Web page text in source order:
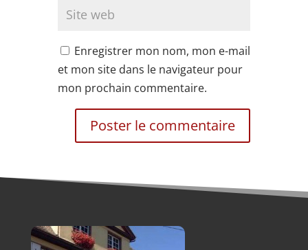
Enregistrer mon nom, mon e-mail
et mon site dans le navigateur pour
mon prochain commentaire.